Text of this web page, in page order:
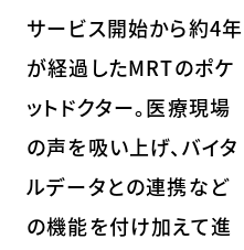
サービス開始から約4年
が経過したMRTのポケ
ットドクター。医療現場
の声を吸い上げ、バイタ
ルデータとの連携など
の機能を付け加えて進